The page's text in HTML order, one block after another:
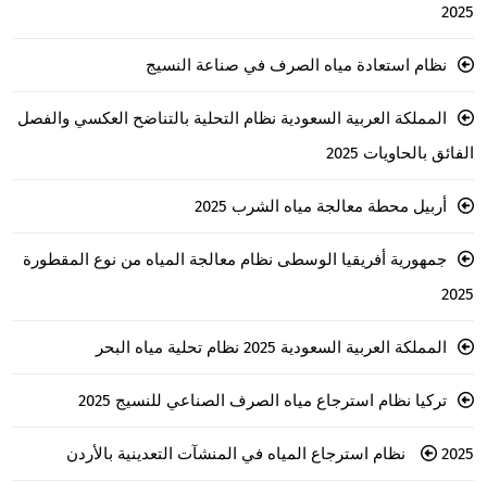
2025
نظام استعادة مياه الصرف في صناعة النسيج
المملكة العربية السعودية نظام التحلية بالتناضح العكسي والفصل
الفائق بالحاويات 2025
أربيل محطة معالجة مياه الشرب 2025
جمهورية أفريقيا الوسطى نظام معالجة المياه من نوع المقطورة
2025
المملكة العربية السعودية 2025 نظام تحلية مياه البحر
تركيا نظام استرجاع مياه الصرف الصناعي للنسيج 2025
2025 نظام استرجاع المياه في المنشآت التعدينية بالأردن